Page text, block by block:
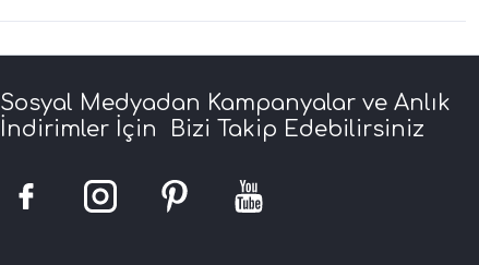
Sosyal Medyadan Kampanyalar ve Anlık
İndirimler İçin Bizi Takip Edebilirsiniz